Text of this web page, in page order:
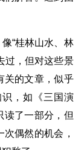
“桂林山水、林
过，但对这些景
关的文章，似乎
，如《三国演
读了一部分，但
偶然的机会，